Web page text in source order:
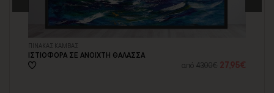
ΠΙΝΑΚΑΣ ΚΑΜΒΑΣ
ΙΣΤΙΟΦΟΡΑ ΣΕ ΑΝΟΙΧΤΗ ΘΑΛΑΣΣΑ
από43,00€ 27,95€